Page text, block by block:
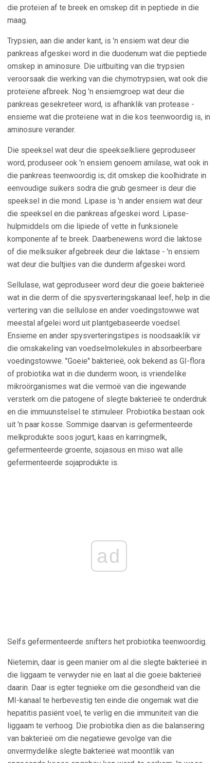
die proteïen af ​​te breek en omskep dit in peptiede in die
maag.
Trypsien, aan die ander kant, is 'n ensiem wat deur die
pankreas afgeskei word in die duodenum wat die peptiede
omskep in aminosure. Die uitbuiting van die trypsien
veroorsaak die werking van die chymotrypsien, wat ook die
proteïene afbreek. Nog 'n ensiemgroep wat deur die
pankreas gesekreteer word, is afhanklik van protease -
ensieme wat die proteïene wat in die kos teenwoordig is, in
aminosure verander.
Die speeksel wat deur die speekselkliere geproduseer
word, produseer ook 'n ensiem genoem amilase, wat ook in
die pankreas teenwoordig is; dit omskep die koolhidrate in
eenvoudige suikers sodra die grub gesmeer is deur die
speeksel in die mond. Lipase is 'n ander ensiem wat deur
die speeksel en die pankreas afgeskei word. Lipase-
hulpmiddels om die lipiede of vette in funksionele
komponente af te breek. Daarbenewens word die laktose
of die melksuiker afgebreek deur die laktase - 'n ensiem
wat deur die bultjies van die dunderm afgeskei word.
Sellulase, wat geproduseer word deur die goeie bakterieë
wat in die derm of die spysverteringskanaal leef, help in die
vertering van die sellulose en ander voedingstowwe wat
meestal afgelei word uit plantgebaseerde voedsel.
Ensieme en ander spysverteringstipes is noodsaaklik vir
die omskakeling van voedselmolekules in absorbeerbare
voedingstowwe. "Goeie" bakterieë, ook bekend as GI-flora
of probiotika wat in die dunderm woon, is vriendelike
mikroörganismes wat die vermoë van die ingewande
versterk om die patogene of slegte bakterieë te onderdruk
en die immuunstelsel te stimuleer. Probiotika bestaan ​​ook
uit 'n paar kosse. Sommige daarvan is gefermenteerde
melkprodukte soos jogurt, kaas en karringmelk,
gefermenteerde groente, sojasous en miso wat alle
gefermenteerde sojaprodukte is.
ad
Selfs gefermenteerde snifters het probiotika teenwoordig.
Nietemin, daar is geen manier om al die slegte bakterieë in
die liggaam te verwyder nie en laat al die goeie bakterieë
daarin. Daar is egter tegnieke om die gesondheid van die
MI-kanaal te herbevestig ten einde die ongemak wat die
hepatitis pasiënt voel, te verlig en die immuniteit van die
liggaam te verhoog. Die probiotika dien as die balansering
van bakterieë om die negatiewe gevolge van die
onvermydelike slegte bakterieë wat moontlik van